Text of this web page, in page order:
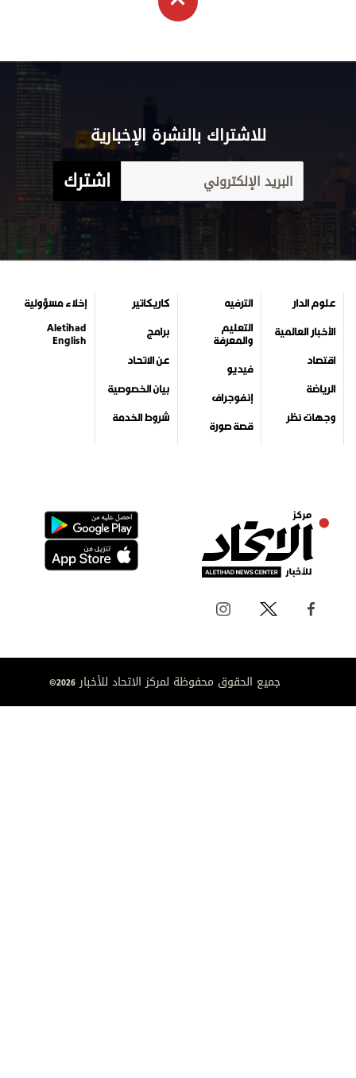
للاشتراك بالنشرة الإخبارية
اشترك
علوم الدار
الأخبار العالمية
اقتصاد
الرياضة
وجهات نظر
الترفيه
التعليم
والمعرفة
فيديو
إنفوجراف
قصة صورة
كاريكاتير
برامج
عن الاتحاد
بيان الخصوصية
شروط الخدمة
إخلاء مسؤولية
Aletihad
English
جميع الحقوق محفوظة لمركز الاتحاد للأخبار 2026©